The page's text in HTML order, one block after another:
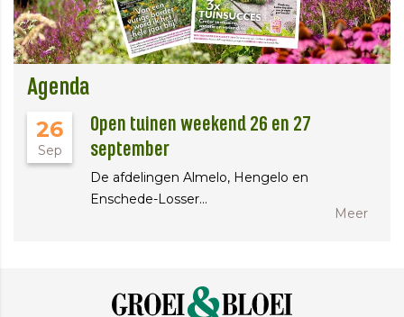
Agenda
26
Sep
Open tuinen weekend 26 en 27
september
De afdelingen Almelo, Hengelo en
Enschede-Losser…
Meer